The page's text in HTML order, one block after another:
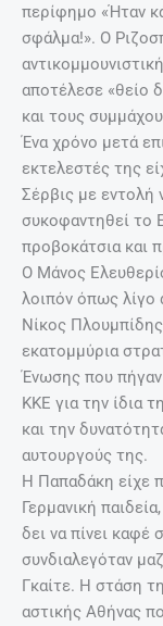
περίφημο «Ήταν
σφάλμα!». Ο
αποτέλεσε «θείο
και τους
Ένα χρόνο μετά
εκτελεστές της
Σέρβις με εντολή
συκοφαντηθεί το
προβοκάτσια και
Ο Μάνος
λοιπόν όπως λίγο
Νίκος
εκατομμύρια
Ένωσης που πήγαν
ΚΚΕ για την ίδια
και την
αυτουργούς της.
Η Παπαδάκη είχε
Γερμανική
δει να πίνει καφέ
συνδιαλεγόταν
Γκαίτε. Η στάση
αστικής Αθήνας